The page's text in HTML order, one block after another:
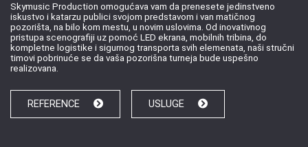
Skymusic Production omogućava vam da prenesete jedinstveno
iskustvo i katarzu publici svojom predstavom i van matičnog
pozorišta, na bilo kom mestu, u novim uslovima. Od inovativnog
pristupa scenografiji uz pomoć LED ekrana, mobilnih tribina, do
kompletne logistike i sigurnog transporta svih elemenata, naši stručni
timovi pobrinuće se da vaša pozorišna turneja bude uspešno
realizovana.
REFERENCE USLUGE